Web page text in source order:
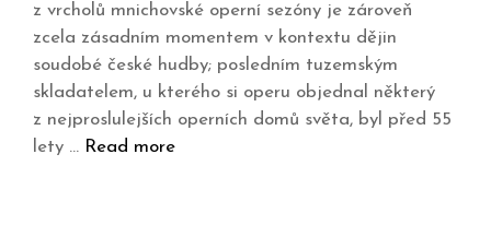
z vrcholů mnichovské operní sezóny je zároveň
zcela zásadním momentem v kontextu dějin
soudobé české hudby; posledním tuzemským
skladatelem, u kterého si operu objednal některý
z nejproslulejších operních domů světa, byl před 55
lety … Read more